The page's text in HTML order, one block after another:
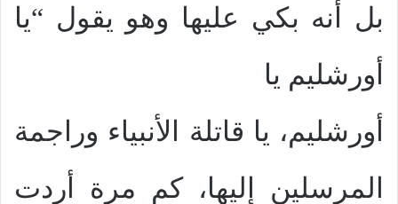
بل أنه بكي عليها وهو يقول “يا
أورشليم يا
أورشليم، يا قاتلة الأنبياء وراجمة
المرسلين إليها، كم مرة أردت